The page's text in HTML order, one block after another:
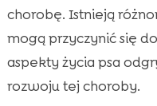
chorobę. Istnieją
mogą przyczynić się
aspekty życia psa
rozwoju tej choroby.